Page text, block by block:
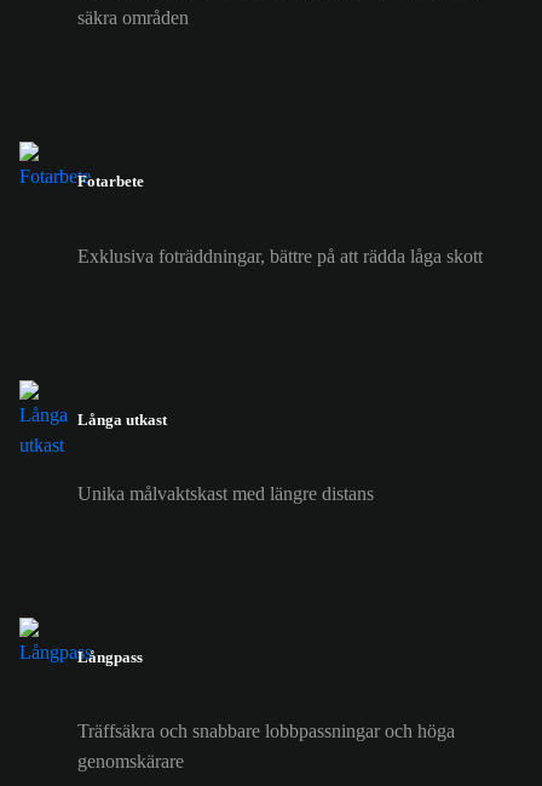
säkra områden
Fotarbete
Exklusiva foträddningar, bättre på att rädda låga skott
Långa utkast
Unika målvaktskast med längre distans
Långpass
Träffsäkra och snabbare lobbpassningar och höga
genomskärare